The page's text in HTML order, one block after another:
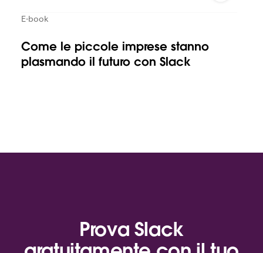
E-book
Come le piccole imprese stanno
plasmando il futuro con Slack
Prova Slack